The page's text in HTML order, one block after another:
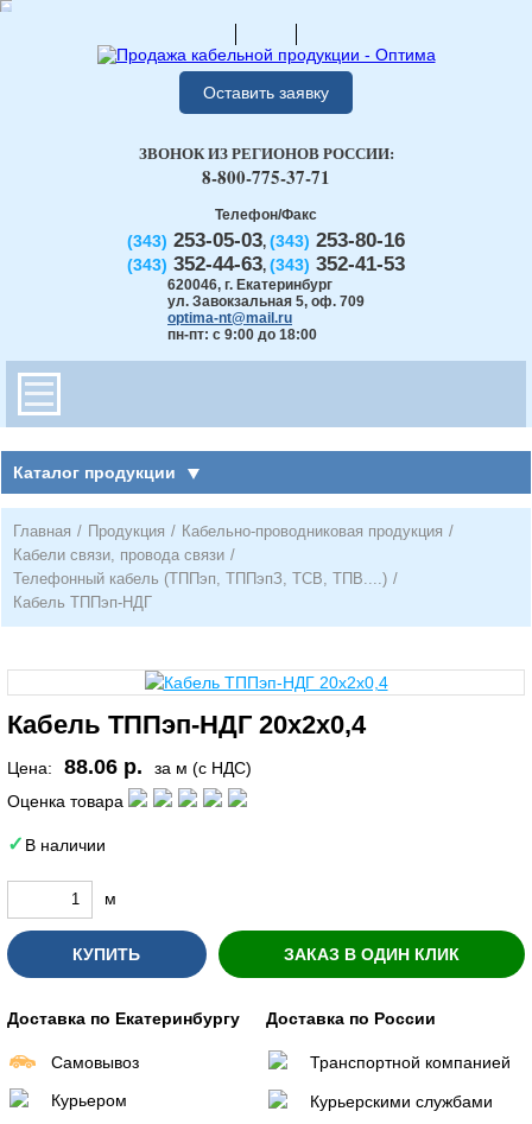
Оставить заявку
Телефон/Факс
(343) 253-05-03, (343) 253-80-16
(343) 352-44-63, (343) 352-41-53
620046, г. Екатеринбург
ул. Завокзальная 5, оф. 709
optima-nt@mail.ru
пн-пт: с 9:00 до 18:00
ЗВОНОК ИЗ РЕГИОНОВ РОССИИ:
8-800-775-37-71
Каталог продукции
Главная / Продукция / Кабельно-проводниковая продукция /
Кабели связи, провода связи /
Телефонный кабель (ТППэп, ТППэпЗ, ТСВ, ТПВ....) /
Кабель ТППэп-НДГ
Кабель ТППэп-НДГ 20х2х0,4
Цена: 88.06 р.
за м (с НДС)
Оценка товара
В наличии
м
КУПИТЬ ЗАКАЗ В ОДИН КЛИК
Доставка по Екатеринбургу
Самовывоз
Курьером
Доставка по России
Транспортной компанией
Курьерскими службами